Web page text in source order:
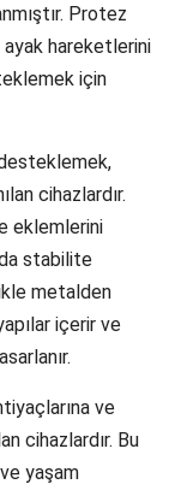
Protez
ayak hareketlerini
için
cihazlardır.
eklemlerini
stabilite
metalden
içerir ve
ve
cihazlardır. Bu
yaşam